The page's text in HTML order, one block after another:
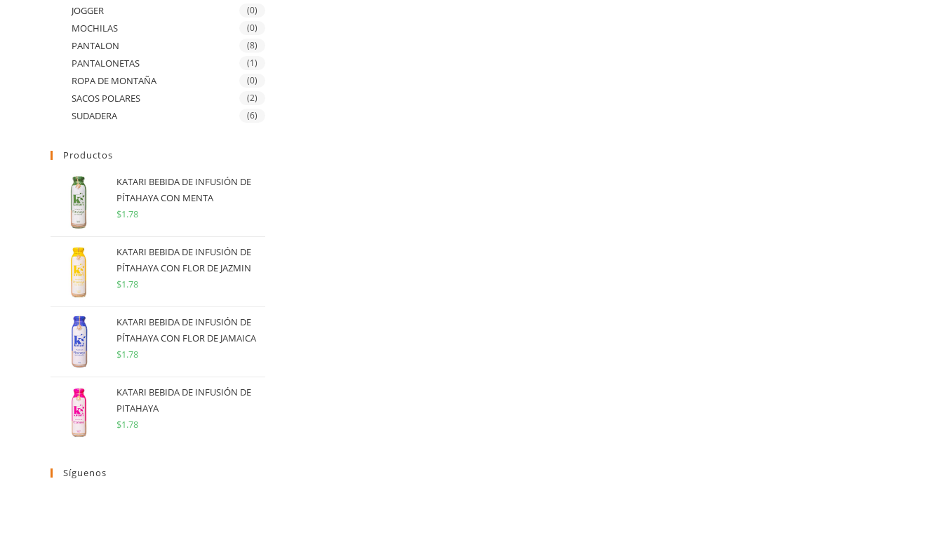
JOGGER (0)
MOCHILAS (0)
PANTALON (8)
PANTALONETAS (1)
ROPA DE MONTAÑA (0)
SACOS POLARES (2)
SUDADERA (6)
Productos
KATARI BEBIDA DE INFUSIÓN DE
PÍTAHAYA CON MENTA
$1.78
KATARI BEBIDA DE INFUSIÓN DE
PÍTAHAYA CON FLOR DE JAZMIN
$1.78
KATARI BEBIDA DE INFUSIÓN DE
PÍTAHAYA CON FLOR DE JAMAICA
$1.78
KATARI BEBIDA DE INFUSIÓN DE
PITAHAYA
$1.78
Síguenos